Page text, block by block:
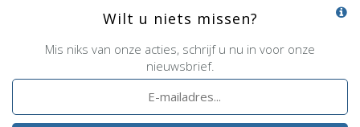
Wilt u niets missen?
Mis niks van onze acties, schrijf u nu in voor onze
nieuwsbrief.